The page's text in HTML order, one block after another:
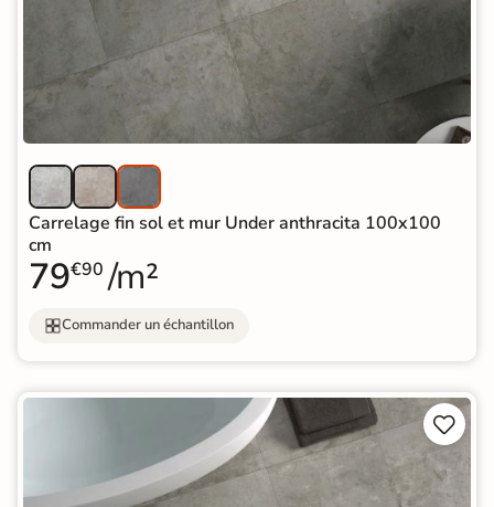
Carrelage fin sol et mur Under anthracita 100x100
cm
79€90 /m²
Commander un échantillon

